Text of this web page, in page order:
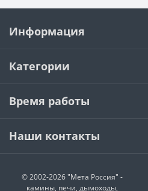
Информация
Категории
Время работы
Наши контакты
© 2002-2026 "Мета Россия" -
камины, печи, дымоходы,